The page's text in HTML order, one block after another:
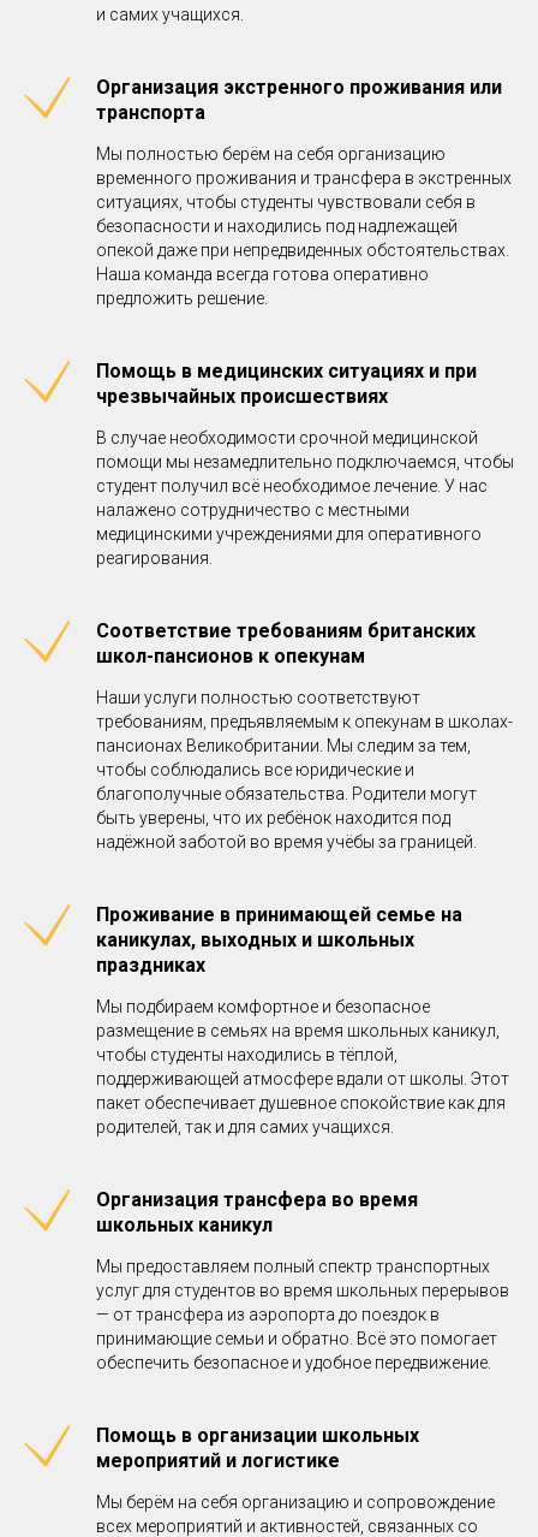
и самих учащихся.
Организация экстренного проживания или
транспорта
Мы полностью берём на себя организацию
временного проживания и трансфера в экстренных
ситуациях, чтобы студенты чувствовали себя в
безопасности и находились под надлежащей
опекой даже при непредвиденных обстоятельствах.
Наша команда всегда готова оперативно
предложить решение.
Помощь в медицинских ситуациях и при
чрезвычайных происшествиях
В случае необходимости срочной медицинской
помощи мы незамедлительно подключаемся, чтобы
студент получил всё необходимое лечение. У нас
налажено сотрудничество с местными
медицинскими учреждениями для оперативного
реагирования.
Соответствие требованиям британских
школ-пансионов к опекунам
Наши услуги полностью соответствуют
требованиям, предъявляемым к опекунам в школах-
пансионах Великобритании. Мы следим за тем,
чтобы соблюдались все юридические и
благополучные обязательства. Родители могут
быть уверены, что их ребёнок находится под
надёжной заботой во время учёбы за границей.
Проживание в принимающей семье на
каникулах, выходных и школьных
праздниках
Мы подбираем комфортное и безопасное
размещение в семьях на время школьных каникул,
чтобы студенты находились в тёплой,
поддерживающей атмосфере вдали от школы. Этот
пакет обеспечивает душевное спокойствие как для
родителей, так и для самих учащихся.
Организация трансфера во время
школьных каникул
Мы предоставляем полный спектр транспортных
услуг для студентов во время школьных перерывов
— от трансфера из аэропорта до поездок в
принимающие семьи и обратно. Всё это помогает
обеспечить безопасное и удобное передвижение.
Помощь в организации школьных
мероприятий и логистике
Мы берём на себя организацию и сопровождение
всех мероприятий и активностей, связанных со